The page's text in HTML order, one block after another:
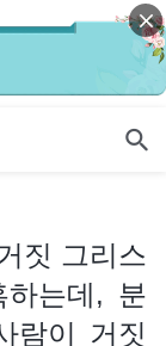
짓 그리스
하는데, 분
람이 거짓